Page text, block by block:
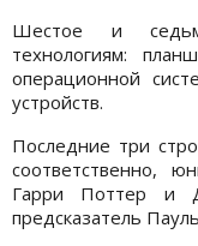
Шестое и
технологиям:
операционной
устройств.
Последние три
соответственно,
Гарри Поттер и
предсказатель